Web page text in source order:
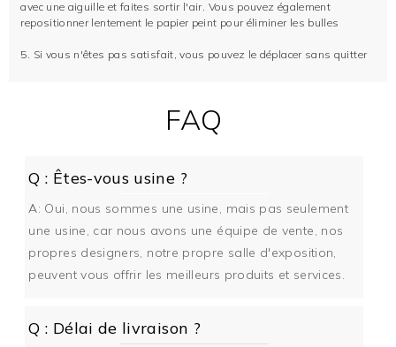
avec une aiguille et faites sortir l'air. Vous pouvez également
repositionner lentement le papier peint pour éliminer les bulles
5. Si vous n'êtes pas satisfait, vous pouvez le déplacer sans quitter
FAQ
Q : Êtes-vous usine ?
A: Oui, nous sommes une usine, mais pas seulement
une usine, car nous avons une équipe de vente, nos
propres designers, notre propre salle d'exposition,
peuvent vous offrir les meilleurs produits et services.
Q : Délai de livraison ?